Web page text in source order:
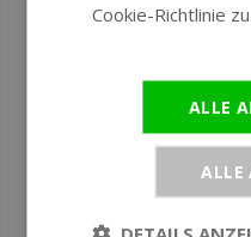
Versace VEWCA0624
Greca Jewel
Damenuhr 28 mm
Cookie-Richtlinie zu.
ALLE
ALLE